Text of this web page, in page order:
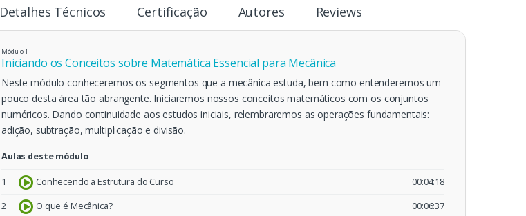
Detalhes Técnicos Certificação Autores Reviews
Módulo1
Iniciando os Conceitos sobre Matemática Essencial para Mecânica
Neste módulo conheceremos os segmentos que a mecânica estuda, bem como entenderemos um
pouco desta área tão abrangente. Iniciaremos nossos conceitos matemáticos com os conjuntos
numéricos. Dando continuidade aos estudos iniciais, relembraremos as operações fundamentais:
adição, subtração, multiplicação e divisão.
Aulas deste módulo
1 Conhecendo a Estrutura do Curso 00:04:18
2 O que é Mecânica? 00:06:37